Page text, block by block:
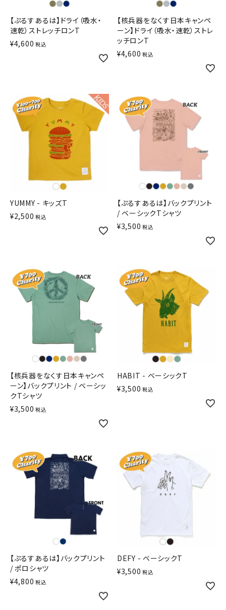
【ぷるすあるは】ドライ（吸水・
速乾）ストレッチロンT
¥4,600 税込
【核兵器をなくす日本キャンペ
ーン】ドライ（吸水・速乾）ストレ
ッチロンT
¥4,600 税込
YUMMY - キッズT
¥2,500 税込
【ぷるすあるは】バックプリント
/ ベーシックTシャツ
¥3,500 税込
【核兵器をなくす日本キャンペ
ーン】バックプリント / ベーシッ
クTシャツ
¥3,500 税込
HABIT - ベーシックT
¥3,500 税込
【ぷるすあるは】バックプリント
/ ポロシャツ
¥4,800 税込
DEFY - ベーシックT
¥3,500 税込